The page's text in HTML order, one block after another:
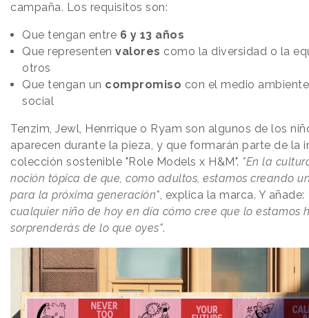
campaña. Los requisitos son:
Que tengan entre 6 y 13 años
Que representen valores como la diversidad o la
otros
Que tengan un compromiso con el medio
social
Tenzim, Jewl, Henrrique o Ryam son algunos de los
aparecen durante la pieza, y que formarán parte de la
colección sostenible "Role Models x H&M". "En la
noción tópica de que, como adultos, estamos creando
para la próxima generación", explica la marca. Y añade:
cualquier niño de hoy en día cómo cree que lo estamos
sorprenderás de lo que oyes".